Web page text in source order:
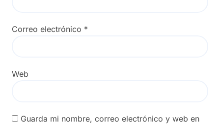
Correo electrónico *
Web
Guarda mi nombre, correo electrónico y web en